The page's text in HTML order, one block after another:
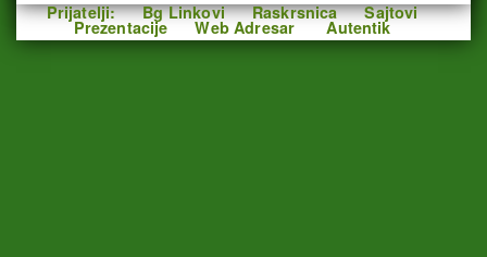
Prijatelji: Bg Linkovi Raskrsnica Sajtovi
Prezentacije Web Adresar Autentik